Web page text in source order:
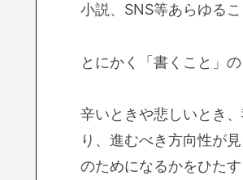
小説、SNS等あらゆる
とにかく「書くこと」
辛いときや悲しいとき
り、進むべき方向性が
のためになるかをひた